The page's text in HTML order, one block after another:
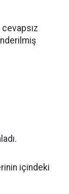
içindeki